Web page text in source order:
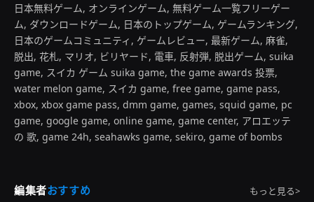
日本無料ゲーム, オンラインゲーム, 無料ゲーム一覧フリーゲー
ム, ダウンロードゲーム, 日本のトップゲーム, ゲームランキング,
日本のゲームコミュニティ, ゲームレビュー, 最新ゲーム, 麻雀,
脱出, 花札, マリオ, ビリヤード, 電車, 反射弾, 脱出ゲーム, suika
game, スイカ ゲーム suika game, the game awards 投票,
water melon game, スイカ game, free game, game pass,
xbox, xbox game pass, dmm game, games, squid game, pc
game, google game, online game, game center, アロエッテ
の 歌, game 24h, seahawks game, sekiro, game of bombs
編集者おすすめ もっと見る>